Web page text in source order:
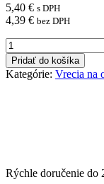
5,40 € s DPH
4,39 € bez DPH
množstvo
Vrecia
na
odpadky
x
Pridať do košíka
Kategórie: Vrecia na
Rýchle doručenie do